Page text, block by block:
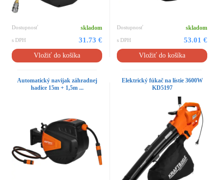
Dostupnosť skladom
s DPH 31.73 €
Vložiť do košíka
Dostupnosť skladom
s DPH 53.01 €
Vložiť do košíka
Automatický navijak záhradnej
hadice 15m + 1,5m ...
Elektrický fúkač na lístie 3600W
KD5197